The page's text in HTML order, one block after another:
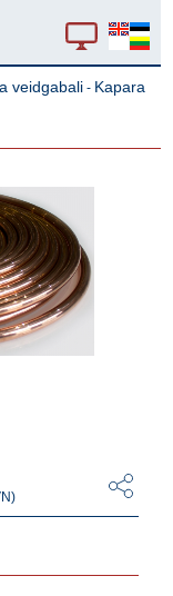
veidgabali - Kapara